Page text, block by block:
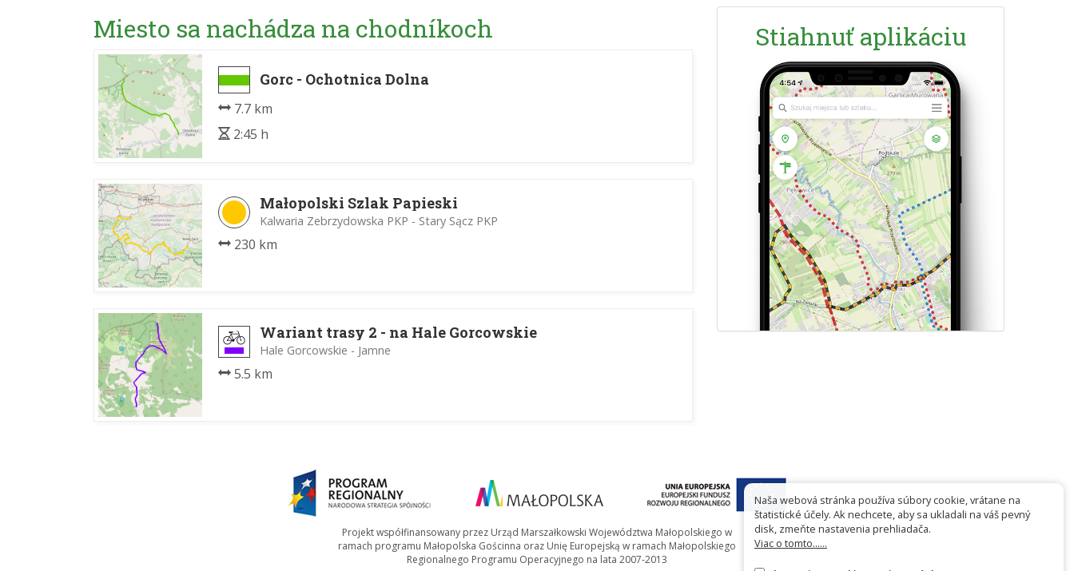
Miesto sa nachádza na chodníkoch
Gorc - Ochotnica Dolna
7.7 km
2:45 h
Małopolski Szlak Papieski
Kalwaria Zebrzydowska PKP - Stary Sącz PKP
230 km
Wariant trasy 2 - na Hale Gorcowskie
Hale Gorcowskie - Jamne
5.5 km
Stiahnuť aplikáciu
Projekt współfinansowany przez Urząd Marszałkowski Województwa Małopolskiego w
ramach programu Małopolska Gościnna oraz Unię Europejską w ramach Małopolskiego
Regionalnego Programu Operacyjnego na lata 2007-2013
Naša webová stránka používa súbory cookie, vrátane na
štatistické účely. Ak nechcete, aby sa ukladali na váš pevný
disk, zmeňte nastavenia prehliadača.
Viac o tomto......